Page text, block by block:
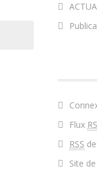
Flux
RSS
Site